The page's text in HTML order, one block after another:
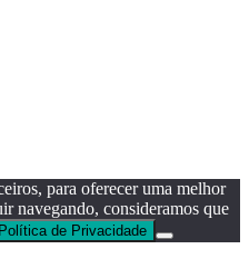
para oferecer uma melhor
navegando, consideramos que
Política de Privacidade